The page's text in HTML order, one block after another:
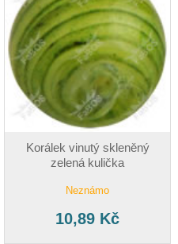
Korálek vinutý skleněný
zelená kulička
Neznámo
10,89 Kč